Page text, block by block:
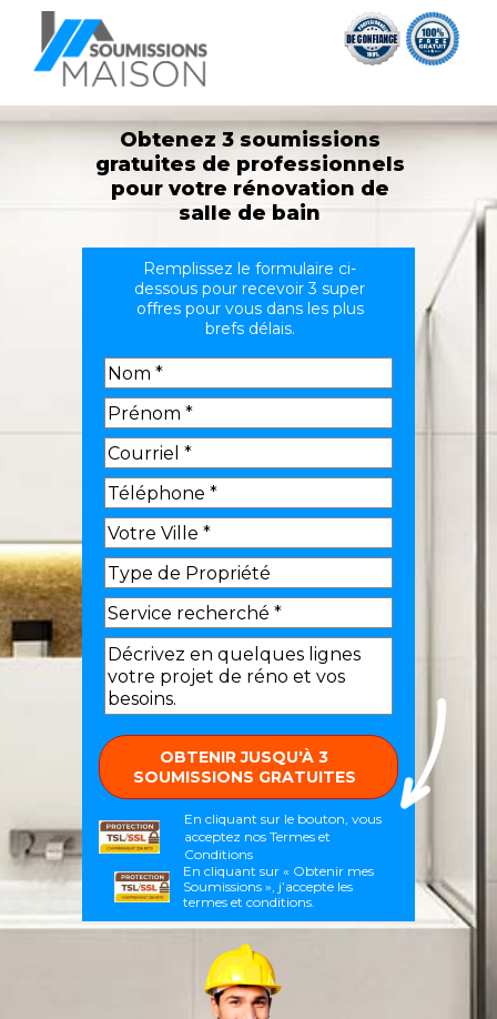
Obtenez 3 soumissions
gratuites de professionnels
pour votre rénovation de
salle de bain
Remplissez le formulaire ci-
dessous pour recevoir 3 super
offres pour vous dans les plus
brefs délais.
En cliquant sur le bouton, vous
acceptez nos Termes et
Conditions
En cliquant sur « Obtenir mes
Soumissions », j’accepte les
termes et conditions.